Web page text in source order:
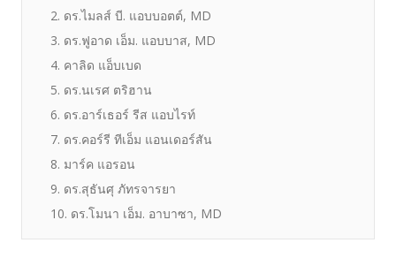
2. ดร.ไมลส์ บี. แอบบอตต์, MD
3. ดร.ฟูอาด เอ็ม. แอบบาส, MD
4. คาลิด แอ็บเบด
5. ดร.นเรศ ตริฮาน
6. ดร.อาร์เธอร์ รีส แอบไรท์
7. ดร.คอร์รี ทีเอ็ม แอนเดอร์สัน
8. มาร์ค แอรอน
9. ดร.สุธันศุ ภัทรจารยา
10. ดร.โมนา เอ็ม. อาบาซา, MD